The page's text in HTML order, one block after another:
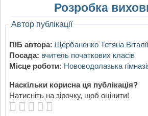
Розробка
Автор публікації
ПІБ автора: Щербаненко Тетяна
Посада: вчитель початкових класів
Місце роботи: Нововодолазька
Наскільки корисна ця публікація?
Натисніть на зірочку, щоб оцінити!